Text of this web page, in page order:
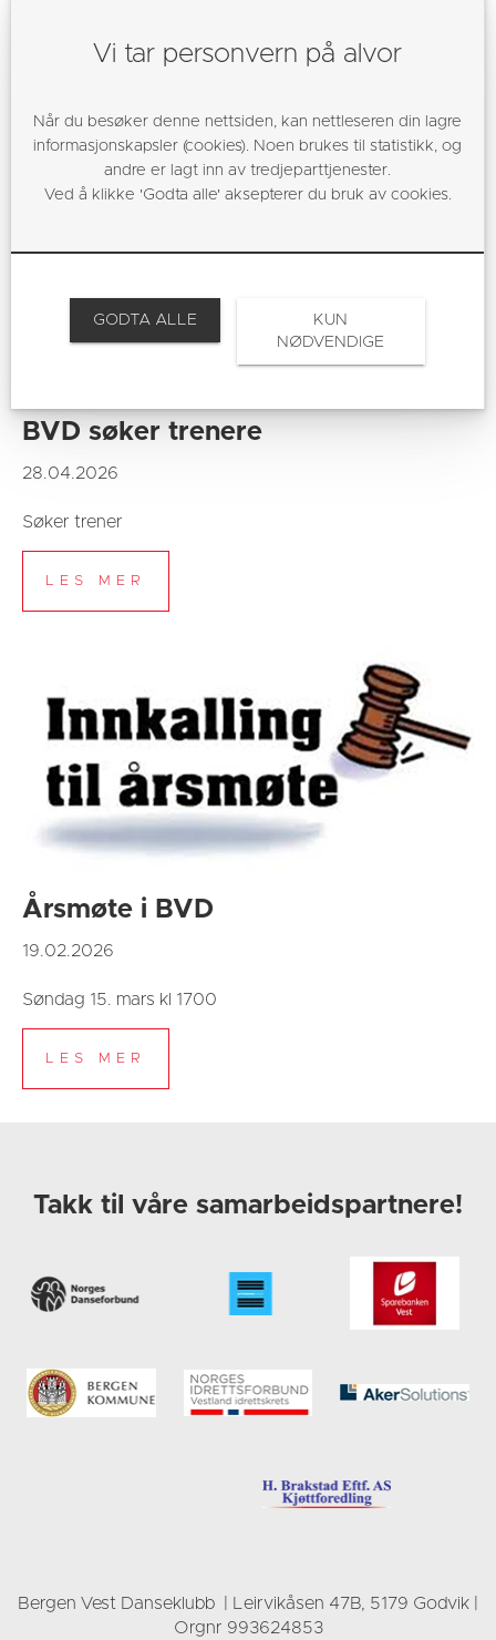
Dette er 2. pinssedag-
BVD søker trenere
28.04.2026
Søker trener
Årsmøte i BVD
19.02.2026
Søndag 15. mars kl 1700
Takk til våre samarbeidspartnere!
Bergen Vest Danseklubb | Leirvikåsen 47B, 5179 Godvik |
Orgnr 993624853
Vi tar personvern på alvor
Når du besøker denne nettsiden, kan nettleseren din lagre
informasjonskapsler (cookies). Noen brukes til statistikk, og
andre er lagt inn av tredjeparttjenester.
Ved å klikke 'Godta alle' aksepterer du bruk av cookies.
GODTA ALLE
KUN
NØDVENDIGE